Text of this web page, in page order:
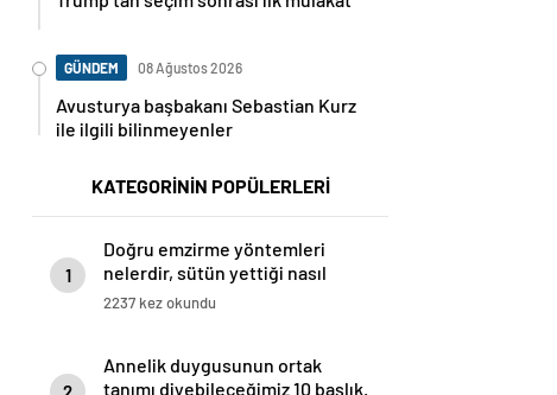
GÜNDEM 08 Ağustos 2026
Avusturya başbakanı Sebastian Kurz
ile ilgili bilinmeyenler
KATEGORİNİN POPÜLERLERİ
1
Doğru emzirme yöntemleri
nelerdir, sütün yettiği nasıl
anlaşılır?
2237 kez okundu
Annelik duygusunun ortak
tanımı diyebileceğimiz 10 başlık.